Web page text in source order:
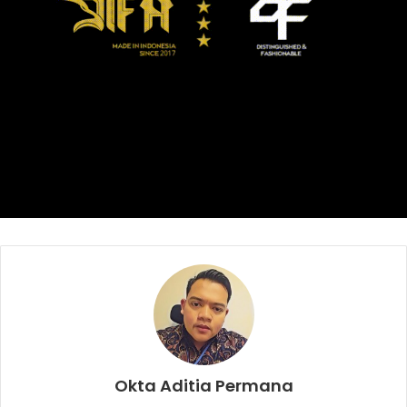
Hingga Babak kedua berakhir, tak ada gol tambahan
Okta Aditia Permana